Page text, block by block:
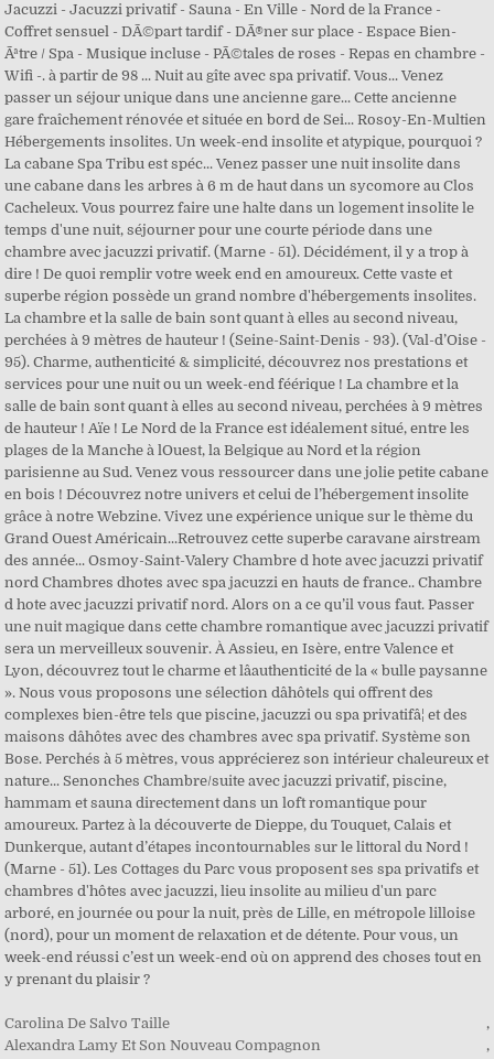
Carolina De Salvo Taille
,
Alexandra Lamy Et Son Nouveau Compagnon
,